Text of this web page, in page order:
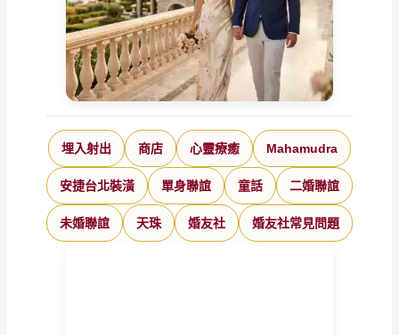
埋入射出 商店 心靈療癒 Mahamudra
安捷台北裝潢 單身聯誼 童話 二婚聯誼
未婚聯誼 天珠 婚友社 婚友社常見問題